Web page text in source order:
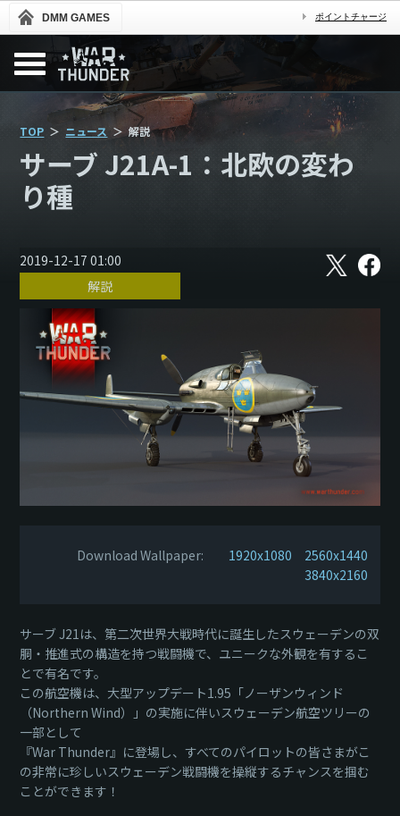
DMM GAMES ポイントチャージ
TOP ニュース 解説
サーブ J21A-1：北欧の変わ
り種
2019-12-17 01:00 X フ
ェ
ス
解説
Download Wallpaper: 1920x1080
2560x1440
3840x2160
サーブ J21は、第二次世界大戦時代に誕生したスウェーデンの双
胴・推進式の構造を持つ戦闘機で、ユニークな外観を有するこ
とで有名です。
この航空機は、大型アップデート1.95「ノーザンウィンド
（Northern Wind）」の実施に伴いスウェーデン航空ツリーの
一部として
『War Thunder』に登場し、すべてのパイロットの皆さまがこ
の非常に珍しいスウェーデン戦闘機を操縦するチャンスを掴む
ことができます！